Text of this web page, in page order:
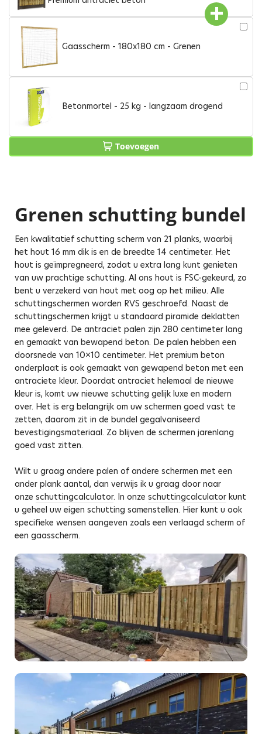
Gaasscherm - 180x180 cm - Grenen
Betonmortel - 25 kg - langzaam drogend
Toevoegen
Grenen schutting bundel
Een kwalitatief schutting scherm van 21 planks, waarbij
het hout 16 mm dik is en de breedte 14 centimeter. Het
hout is geïmpregneerd, zodat u extra lang kunt genieten
van uw prachtige schutting. Al ons hout is FSC-gekeurd, zo
bent u verzekerd van hout met oog op het milieu. Alle
schuttingschermen worden RVS geschroefd. Naast de
schuttingschermen krijgt u standaard piramide deklatten
mee geleverd. De antraciet palen zijn 280 centimeter lang
en gemaakt van bewapend beton. De palen hebben een
doorsnede van 10×10 centimeter. Het premium beton
onderplaat is ook gemaakt van gewapend beton met een
antraciete kleur. Doordat antraciet helemaal de nieuwe
kleur is, komt uw nieuwe schutting gelijk luxe en modern
over. Het is erg belangrijk om uw schermen goed vast te
zetten, daarom zit in de bundel gegalvaniseerd
bevestigingsmateriaal. Zo blijven de schermen jarenlang
goed vast zitten.
Wilt u graag andere palen of andere schermen met een
ander plank aantal, dan verwijs ik u graag door naar
onze schuttingcalculator. In onze schuttingcalculator kunt
u geheel uw eigen schutting samenstellen. Hier kunt u ook
specifieke wensen aangeven zoals een verlaagd scherm of
een gaasscherm.